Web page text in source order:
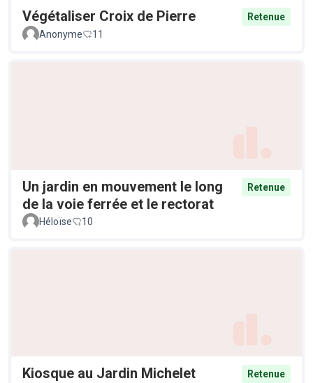
Végétaliser Croix de Pierre
Retenue
Anonyme
11
Un jardin en mouvement le long
de la voie ferrée et le rectorat
Retenue
Héloïse 10
Kiosque au Jardin Michelet
Retenue